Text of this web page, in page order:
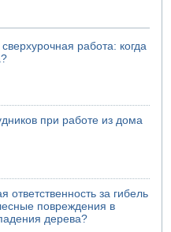
работа: когда
при работе из дома
ответственность за гибель
повреждения в
дерева?